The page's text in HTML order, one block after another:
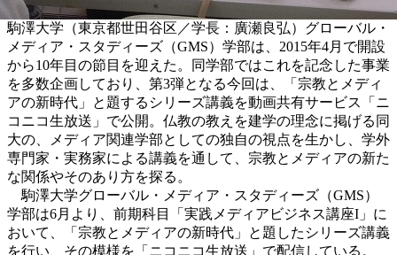
駒澤大学（東京都世田谷区／学長：廣瀬良弘）グローバル・
メディア・スタディーズ（GMS）学部は、2015年4月で開設
から10年目の節目を迎えた。同学部ではこれを記念した事業
を多数企画しており、第3弾となる今回は、「宗教とメディ
アの新時代」と題するシリーズ講義を動画共有サービス「ニ
コニコ生放送」で公開。仏教の教えを建学の理念に掲げる同
大の、メディア関連学部としての独自の視点を生かし、学外
専門家・実務家による講義を通して、宗教とメディアの新た
な関係やそのあり方を探る。
駒澤大学グローバル・メディア・スタディーズ（GMS）
学部は6月より、前期科目「実践メディアビジネス講座I」に
おいて、「宗教とメディアの新時代」と題したシリーズ講義
を行い、その模様を「ニコニコ生放送」で配信している。